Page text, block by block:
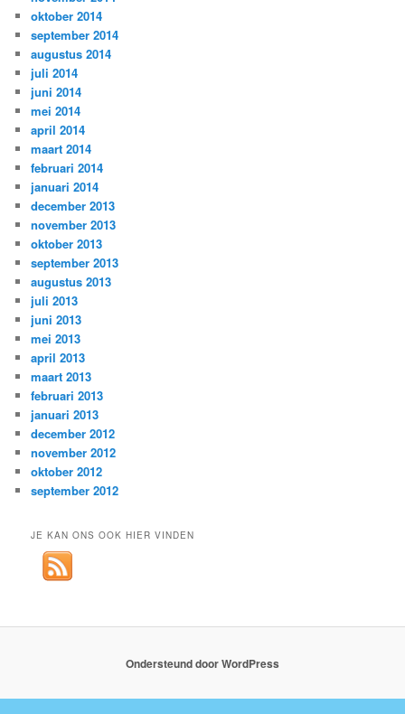
oktober 2014
september 2014
augustus 2014
juli 2014
juni 2014
mei 2014
april 2014
maart 2014
februari 2014
januari 2014
december 2013
november 2013
oktober 2013
september 2013
augustus 2013
juli 2013
juni 2013
mei 2013
april 2013
maart 2013
februari 2013
januari 2013
december 2012
november 2012
oktober 2012
september 2012
JE KAN ONS OOK HIER VINDEN
Ondersteund door WordPress